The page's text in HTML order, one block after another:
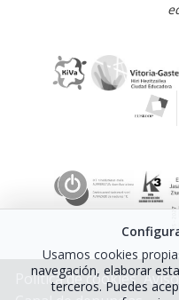
Política de cookies
Usamos cookies
navegación, elaborar
terceros. Puedes